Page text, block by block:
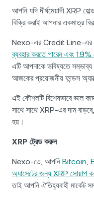
আপনি যদি দীর্ঘমেয়াদী XRP
বিক্রি করাই আপনার একমাত্র
Nexo-এর Credit Line-এর
ব্যবহার করতে পারেন এবং 1.9%
এটি আপনাকে ভবিষ্যতে সম্ভাব্য
আজকের প্রয়োজনীয় ফান্ডস
এই কৌশলটি বিশেষভাবে ভাল
সাথে সাথে XRP-এর দাম
হয়।
XRP ট্রেড করুন
Nexo-তে, আপনি Bitcoin,
অ্যাসেটের জন্য XRP সোয়াপ
তাই আপনি ঐতিহ্যবাহী মার্কেট